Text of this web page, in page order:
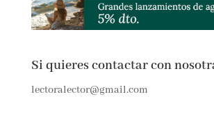
Si quieres contactar con
lectoralector@gmail.com